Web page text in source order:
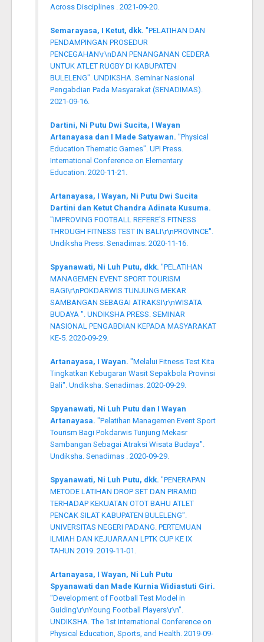
Across Disciplines . 2021-09-20.
Semarayasa, I Ketut, dkk. "PELATIHAN DAN
PENDAMPINGAN PROSEDUR
PENCEGAHAN\r\nDAN PENANGANAN CEDERA
UNTUK ATLET RUGBY DI KABUPATEN
BULELENG". UNDIKSHA. Seminar Nasional
Pengabdian Pada Masyarakat (SENADIMAS).
2021-09-16.
Dartini, Ni Putu Dwi Sucita, I Wayan
Artanayasa dan I Made Satyawan. "Physical
Education Thematic Games". UPI Press.
International Conference on Elementary
Education. 2020-11-21.
Artanayasa, I Wayan, Ni Putu Dwi Sucita
Dartini dan Ketut Chandra Adinata Kusuma.
"IMPROVING FOOTBALL REFERE’S FITNESS
THROUGH FITNESS TEST IN BALI\r\nPROVINCE".
Undiksha Press. Senadimas. 2020-11-16.
Spyanawati, Ni Luh Putu, dkk. "PELATIHAN
MANAGEMEN EVENT SPORT TOURISM
BAGI\r\nPOKDARWIS TUNJUNG MEKAR
SAMBANGAN SEBAGAI ATRAKSI\r\nWISATA
BUDAYA ". UNDIKSHA PRESS. SEMINAR
NASIONAL PENGABDIAN KEPADA MASYARAKAT
KE-5. 2020-09-29.
Artanayasa, I Wayan. "Melalui Fitness Test Kita
Tingkatkan Kebugaran Wasit Sepakbola Provinsi
Bali". Undiksha. Senadimas. 2020-09-29.
Spyanawati, Ni Luh Putu dan I Wayan
Artanayasa. "Pelatihan Managemen Event Sport
Tourism Bagi Pokdarwis Tunjung Mekasr
Sambangan Sebagai Atraksi Wisata Budaya".
Undiksha. Senadimas . 2020-09-29.
Spyanawati, Ni Luh Putu, dkk. "PENERAPAN
METODE LATIHAN DROP SET DAN PIRAMID
TERHADAP KEKUATAN OTOT BAHU ATLET
PENCAK SILAT KABUPATEN BULELENG".
UNIVERSITAS NEGERI PADANG. PERTEMUAN
ILMIAH DAN KEJUARAAN LPTK CUP KE IX
TAHUN 2019. 2019-11-01.
Artanayasa, I Wayan, Ni Luh Putu
Spyanawati dan Made Kurnia Widiastuti Giri.
"Development of Football Test Model in
Guiding\r\nYoung Football Players\r\n".
UNDIKSHA. The 1st International Conference on
Physical Education, Sports, and Health. 2019-09-